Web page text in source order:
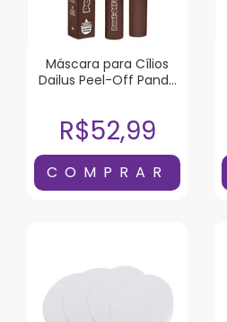
Máscara para Cílios
Dailus Peel-Off Panda
R$52,99